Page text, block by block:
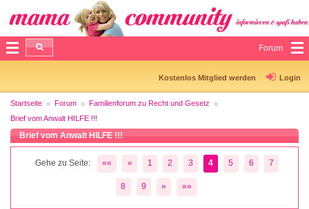
Forum
Kostenlos Mitglied werden Login
Startseite Forum
Familienforum zu Recht und Gesetz
Brief vom Anwalt HILFE !!!
Brief vom Anwalt HILFE !!!
Gehe zu Seite: «« « 1 2 3 4 5 6 7
8 9 » »»